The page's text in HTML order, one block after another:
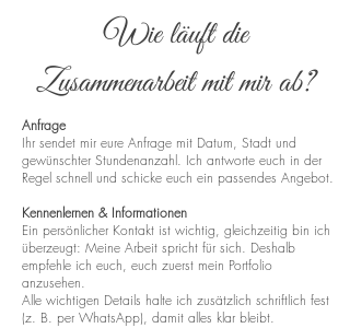
Wie läuft die
Zusammenarbeit mit mir ab?
Anfrage
Ihr sendet mir eure Anfrage mit Datum, Stadt und
gewünschter Stundenanzahl. Ich antworte euch in der
Regel schnell und schicke euch ein passendes Angebot.
Kennenlernen & Informationen
Ein persönlicher Kontakt ist wichtig, gleichzeitig bin ich
überzeugt: Meine Arbeit spricht für sich. Deshalb
empfehle ich euch, euch zuerst mein Portfolio
anzusehen.
Alle wichtigen Details halte ich zusätzlich schriftlich fest
(z. B. per WhatsApp), damit alles klar bleibt.